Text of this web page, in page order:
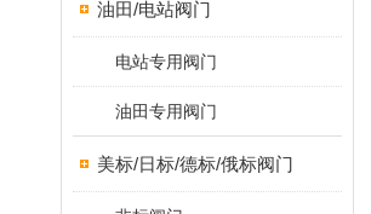
油田/电站阀门
电站专用阀门
油田专用阀门
美标/日标/德标/俄标阀门